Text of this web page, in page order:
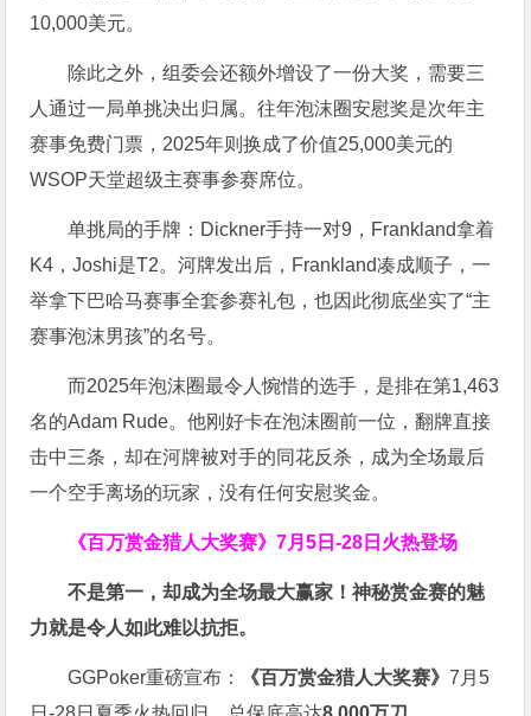
10,000美元。
除此之外，组委会还额外增设了一份大奖，需要三
人通过一局单挑决出归属。往年泡沫圈安慰奖是次年主
赛事免费门票，2025年则换成了价值25,000美元的
WSOP天堂超级主赛事参赛席位。
单挑局的手牌：Dickner手持一对9，Frankland拿着
K4，Joshi是T2。河牌发出后，Frankland凑成顺子，一
举拿下巴哈马赛事全套参赛礼包，也因此彻底坐实了“主
赛事泡沫男孩”的名号。
而2025年泡沫圈最令人惋惜的选手，是排在第1,463
名的Adam Rude。他刚好卡在泡沫圈前一位，翻牌直接
击中三条，却在河牌被对手的同花反杀，成为全场最后
一个空手离场的玩家，没有任何安慰奖金。
《百万赏金猎人大奖赛》7月5日-28日火热登场
不是第一，却成为全场最大赢家！神秘赏金赛的魅
力就是令人如此难以抗拒。
GGPoker重磅宣布： 《百万赏金猎人大奖赛》7月5